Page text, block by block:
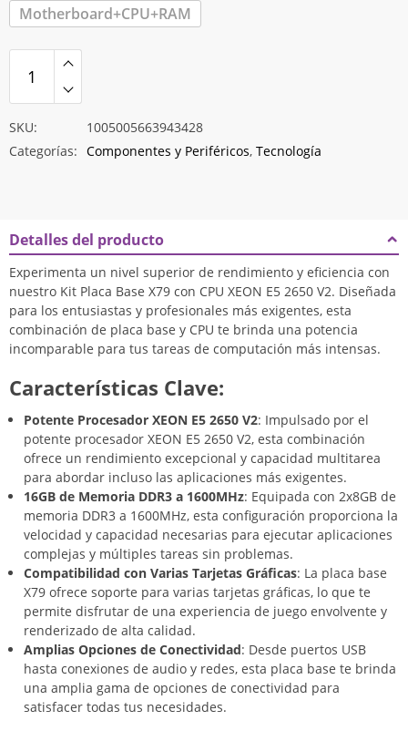
Motherboard+CPU+RAM
SKU:
1005005663943428
Categorías: Componentes y Periféricos, Tecnología
Detalles del producto
Experimenta un nivel superior de rendimiento y eficiencia con
nuestro Kit Placa Base X79 con CPU XEON E5 2650 V2. Diseñada
para los entusiastas y profesionales más exigentes, esta
combinación de placa base y CPU te brinda una potencia
incomparable para tus tareas de computación más intensas.
Características Clave:
Potente Procesador XEON E5 2650 V2: Impulsado por el
potente procesador XEON E5 2650 V2, esta combinación
ofrece un rendimiento excepcional y capacidad multitarea
para abordar incluso las aplicaciones más exigentes.
16GB de Memoria DDR3 a 1600MHz: Equipada con 2x8GB de
memoria DDR3 a 1600MHz, esta configuración proporciona la
velocidad y capacidad necesarias para ejecutar aplicaciones
complejas y múltiples tareas sin problemas.
Compatibilidad con Varias Tarjetas Gráficas: La placa base
X79 ofrece soporte para varias tarjetas gráficas, lo que te
permite disfrutar de una experiencia de juego envolvente y
renderizado de alta calidad.
Amplias Opciones de Conectividad: Desde puertos USB
hasta conexiones de audio y redes, esta placa base te brinda
una amplia gama de opciones de conectividad para
satisfacer todas tus necesidades.